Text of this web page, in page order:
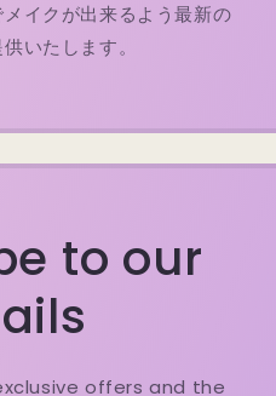
イクが出来るよう最新の
いたします。
to our
offers and the